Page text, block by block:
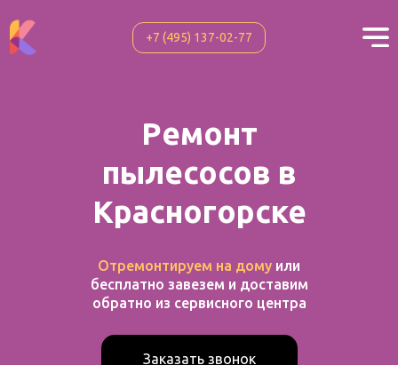
+7 (495) 137-02-77
Заказать звонок
Ремонт
пылесосов в
Красногорске
Отремонтируем на дому или
бесплатно завезем и доставим
обратно из сервисного центра
+7 (495) 137-02-77